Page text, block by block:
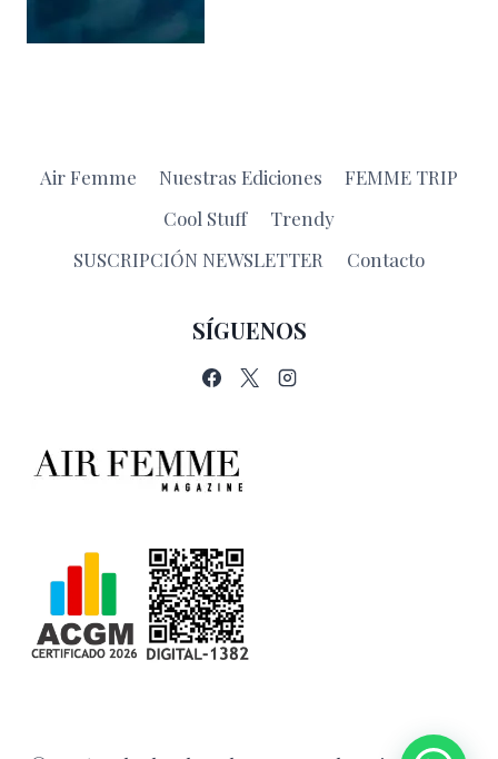
Air Femme Nuestras Ediciones
FEMME TRIP
Cool Stuff
Trendy
SUSCRIPCIÓN NEWSLETTER
Contacto
SÍGUENOS